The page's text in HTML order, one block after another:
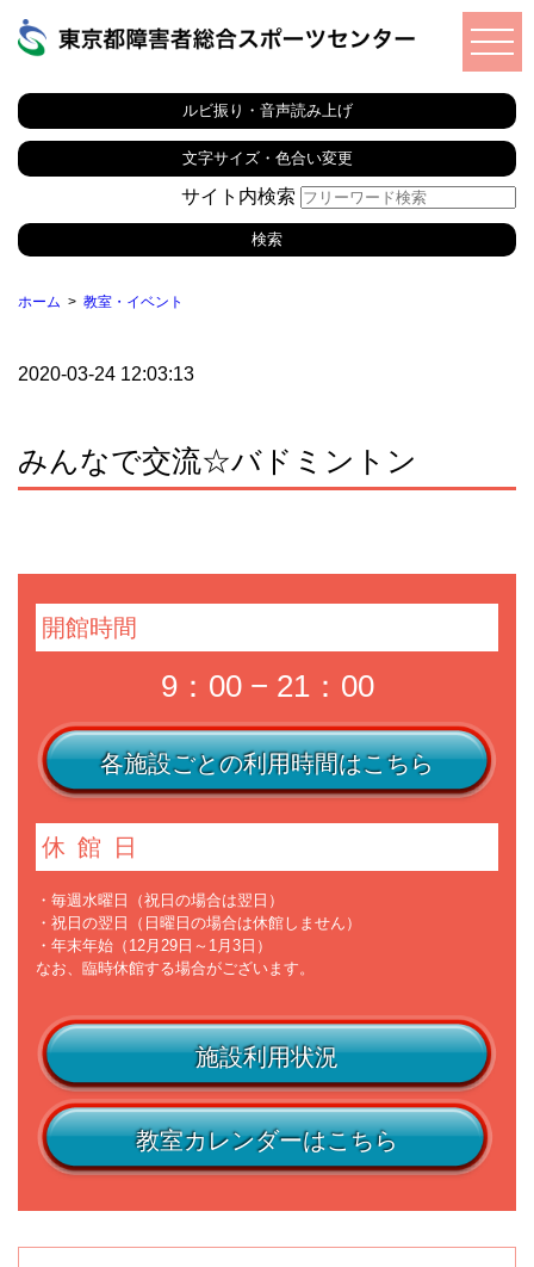
ルビ振り・音声読み上げ
文字サイズ・色合い変更
サイト内検索
ホーム 教室・イベント
2020-03-24 12:03:13
みんなで交流☆バドミントン
開館時間
9：00 − 21：00
各施設ごとの利用時間はこちら
休館日
・毎週水曜日（祝日の場合は翌日）
・祝日の翌日（日曜日の場合は休館しません）
・年末年始（12月29日～1月3日）
なお、臨時休館する場合がございます。
施設利用状況
教室カレンダーはこちら